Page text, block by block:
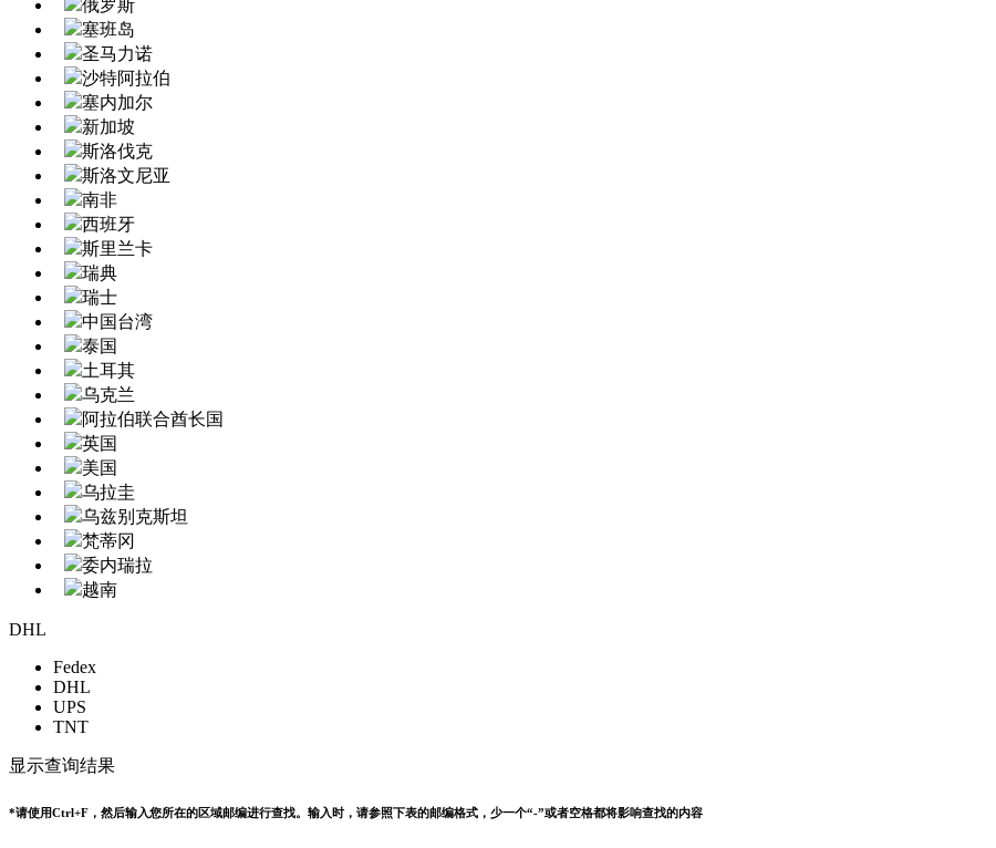
俄罗斯
塞班岛
圣马力诺
沙特阿拉伯
塞内加尔
新加坡
斯洛伐克
斯洛文尼亚
南非
西班牙
斯里兰卡
瑞典
瑞士
中国台湾
泰国
土耳其
乌克兰
阿拉伯联合酋长国
英国
美国
乌拉圭
乌兹别克斯坦
梵蒂冈
委内瑞拉
越南
DHL
Fedex
DHL
UPS
TNT
显示查询结果
*请使用Ctrl+F，然后输入您所在的区域邮编进行查找。输入时，请参照下表的邮编格式，少一个“-”或者空格都将影响查找的内容